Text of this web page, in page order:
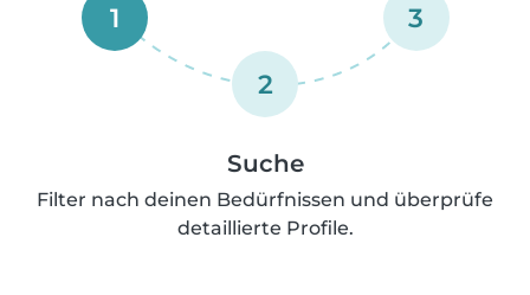
1
2
3
Suche
Filter nach deinen Bedürfnissen und überprüfe
detaillierte Profile.